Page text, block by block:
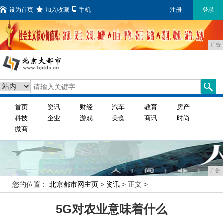
设为首页 加入收藏 手机 注册 登录
广告
首页 资讯 财经 汽车 教育
房产
科技
企业 游戏 美食 商讯
时尚
微商
广告
您的位置： 北京都市网主页 > 资讯 > 正文 >
5G对农业意味着什么